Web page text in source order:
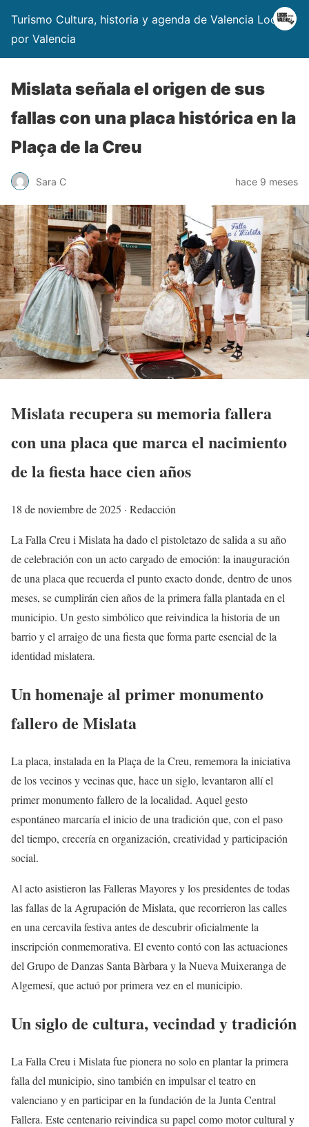
Turismo Cultura, historia y agenda de Valencia Locos
por Valencia
Mislata señala el origen de sus
fallas con una placa histórica en la
Plaça de la Creu
Sara C hace 9 meses
Mislata recupera su memoria fallera
con una placa que marca el nacimiento
de la fiesta hace cien años
18 de noviembre de 2025 · Redacción
La Falla Creu i Mislata ha dado el pistoletazo de salida a su año
de celebración con un acto cargado de emoción: la inauguración
de una placa que recuerda el punto exacto donde, dentro de unos
meses, se cumplirán cien años de la primera falla plantada en el
municipio. Un gesto simbólico que reivindica la historia de un
barrio y el arraigo de una fiesta que forma parte esencial de la
identidad mislatera.
Un homenaje al primer monumento
fallero de Mislata
La placa, instalada en la Plaça de la Creu, rememora la iniciativa
de los vecinos y vecinas que, hace un siglo, levantaron allí el
primer monumento fallero de la localidad. Aquel gesto
espontáneo marcaría el inicio de una tradición que, con el paso
del tiempo, crecería en organización, creatividad y participación
social.
Al acto asistieron las Falleras Mayores y los presidentes de todas
las fallas de la Agrupación de Mislata, que recorrieron las calles
en una cercavila festiva antes de descubrir oficialmente la
inscripción conmemorativa. El evento contó con las actuaciones
del Grupo de Danzas Santa Bàrbara y la Nueva Muixeranga de
Algemesí, que actuó por primera vez en el municipio.
Un siglo de cultura, vecindad y tradición
La Falla Creu i Mislata fue pionera no solo en plantar la primera
falla del municipio, sino también en impulsar el teatro en
valenciano y en participar en la fundación de la Junta Central
Fallera. Este centenario reivindica su papel como motor cultural y